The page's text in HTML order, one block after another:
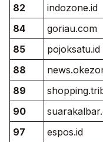
82
indozone.id
84
goriau.com
85
pojoksatu.id
88
89
90
97
espos.id